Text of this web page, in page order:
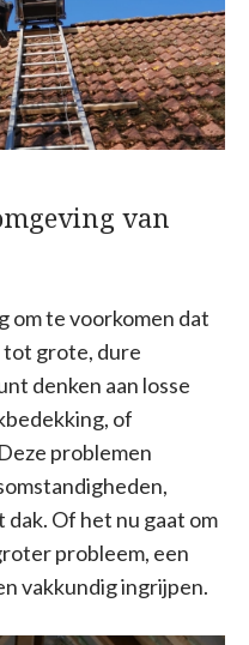
van
om te voorkomen dat
grote, dure
denken aan losse
of
problemen
Of het nu gaat om
probleem, een
vakkundig ingrijpen.